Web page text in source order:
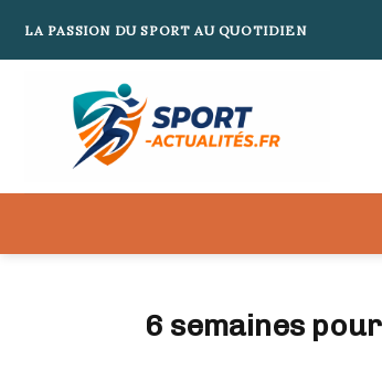
LA PASSION DU SPORT AU QUOTIDIEN
6 semaines